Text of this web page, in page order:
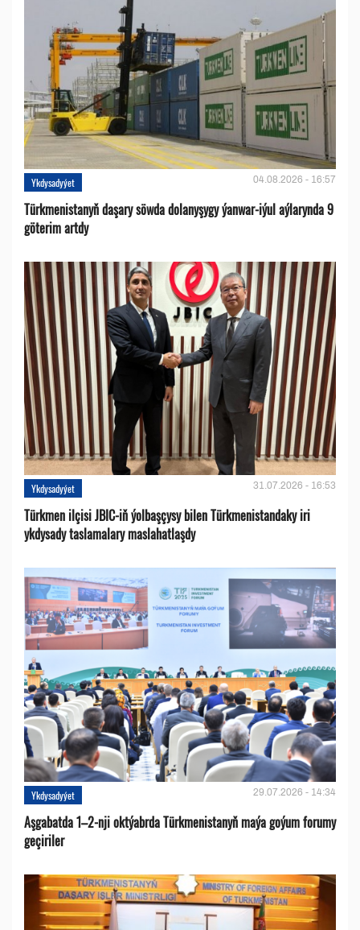
Ykdysadyýet 04.08.2026 - 16:57
Türkmenistanyň daşary söwda dolanyşygy ýanwar-iýul aýlarynda 9
göterim artdy
Ykdysadyýet 31.07.2026 - 16:53
Türkmen ilçisi JBIC-iň ýolbaşçysy bilen Türkmenistandaky iri
ykdysady taslamalary maslahatlaşdy
Ykdysadyýet 29.07.2026 - 14:34
Aşgabatda 1–2-nji oktýabrda Türkmenistanyň maýa goýum forumy
geçiriler